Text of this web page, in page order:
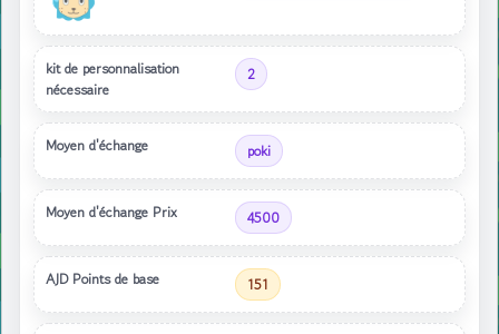
kit de personnalisation
nécessaire
2
Moyen d'échange poki
Moyen d'échange Prix 4500
AJD Points de base 151